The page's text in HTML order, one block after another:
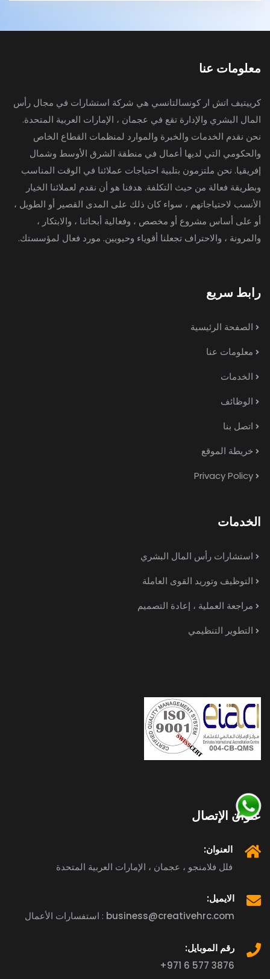
معلومات عنا
كرييتيف اتش ار كونسالتانسي هي شركة استشارات في مجال رأس
المال البشري والإدارة تقع في عجمان ، الإمارات العربية المتحدة.
نحن نقدم الخدمات والخبرة والموارد لمنظمات القطاع الخاص
والحكومي التي لديها أعمال في منطقة الشرق الأوسط وشمال
إفريقيا. نحن ملتزمون بتلبية احتياجات عملائنا في الوقت المناسب
وبطريقة فعالة من حيث التكلفة. هدفنا هو أن نقدم لعملائنا الخيار
الأنسب لاحتياجاتهم ، سواء كان ذلك على المدى القصير أو الطويل ،
أو على أساس مشروع أو مخصص ، وفعالية أبحاثنا ، والابتكار ،
والمرونة ، والاحتراف تجعلنا أقوياء وحيويين. مورد فعال لمؤسستك.
رابط سريع
الصفحة الرئيسية
معلومات عنا
الخدمات
الوظائف
اتصل بنا
خريطة الموقع
الخدمات
استشارات رأس المال البشري
التوظيف وتوريد القوى العاملة
مراجعة العملية ، إعادة التصميم
التطوير التنظيمي
عنوان الإتصال
العنوان:
فلل فلامنجو ، عجمان ، الإمارات العربية المتحدة
الايميل:
استفسارات الأعمال : business@creativehrc.com
رقم الموبايل:
+971 6 577 3876